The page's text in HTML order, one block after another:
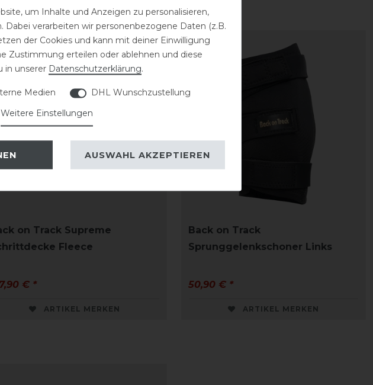
on Track Supreme
Fleece
€ *
ARTIKEL MERKEN
Back on Track
Sprunggelenkschoner Links
50,90 € *
ARTIKEL MERKEN
um Inhalte und Anzeigen zu personalisieren,
verarbeiten wir personenbezogene Daten (z.B.
der Cookies und kann mit deiner Einwilligung
Zustimmung erteilen oder ablehnen und diese
in unserer Daten­schutz­erklärung.
Medien
DHL Wunschzustellung
Weitere Einstellungen
AUSWAHL AKZEPTIEREN